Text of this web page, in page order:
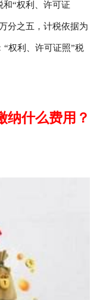
“权利、许可证
分之五，计税依据为
权利、许可证照”税
什么费用？